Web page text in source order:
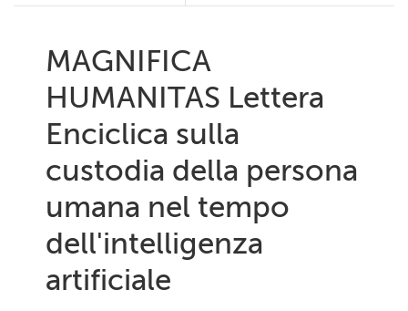
MAGNIFICA
HUMANITAS Lettera
Enciclica sulla
custodia della persona
umana nel tempo
dell'intelligenza
artificiale